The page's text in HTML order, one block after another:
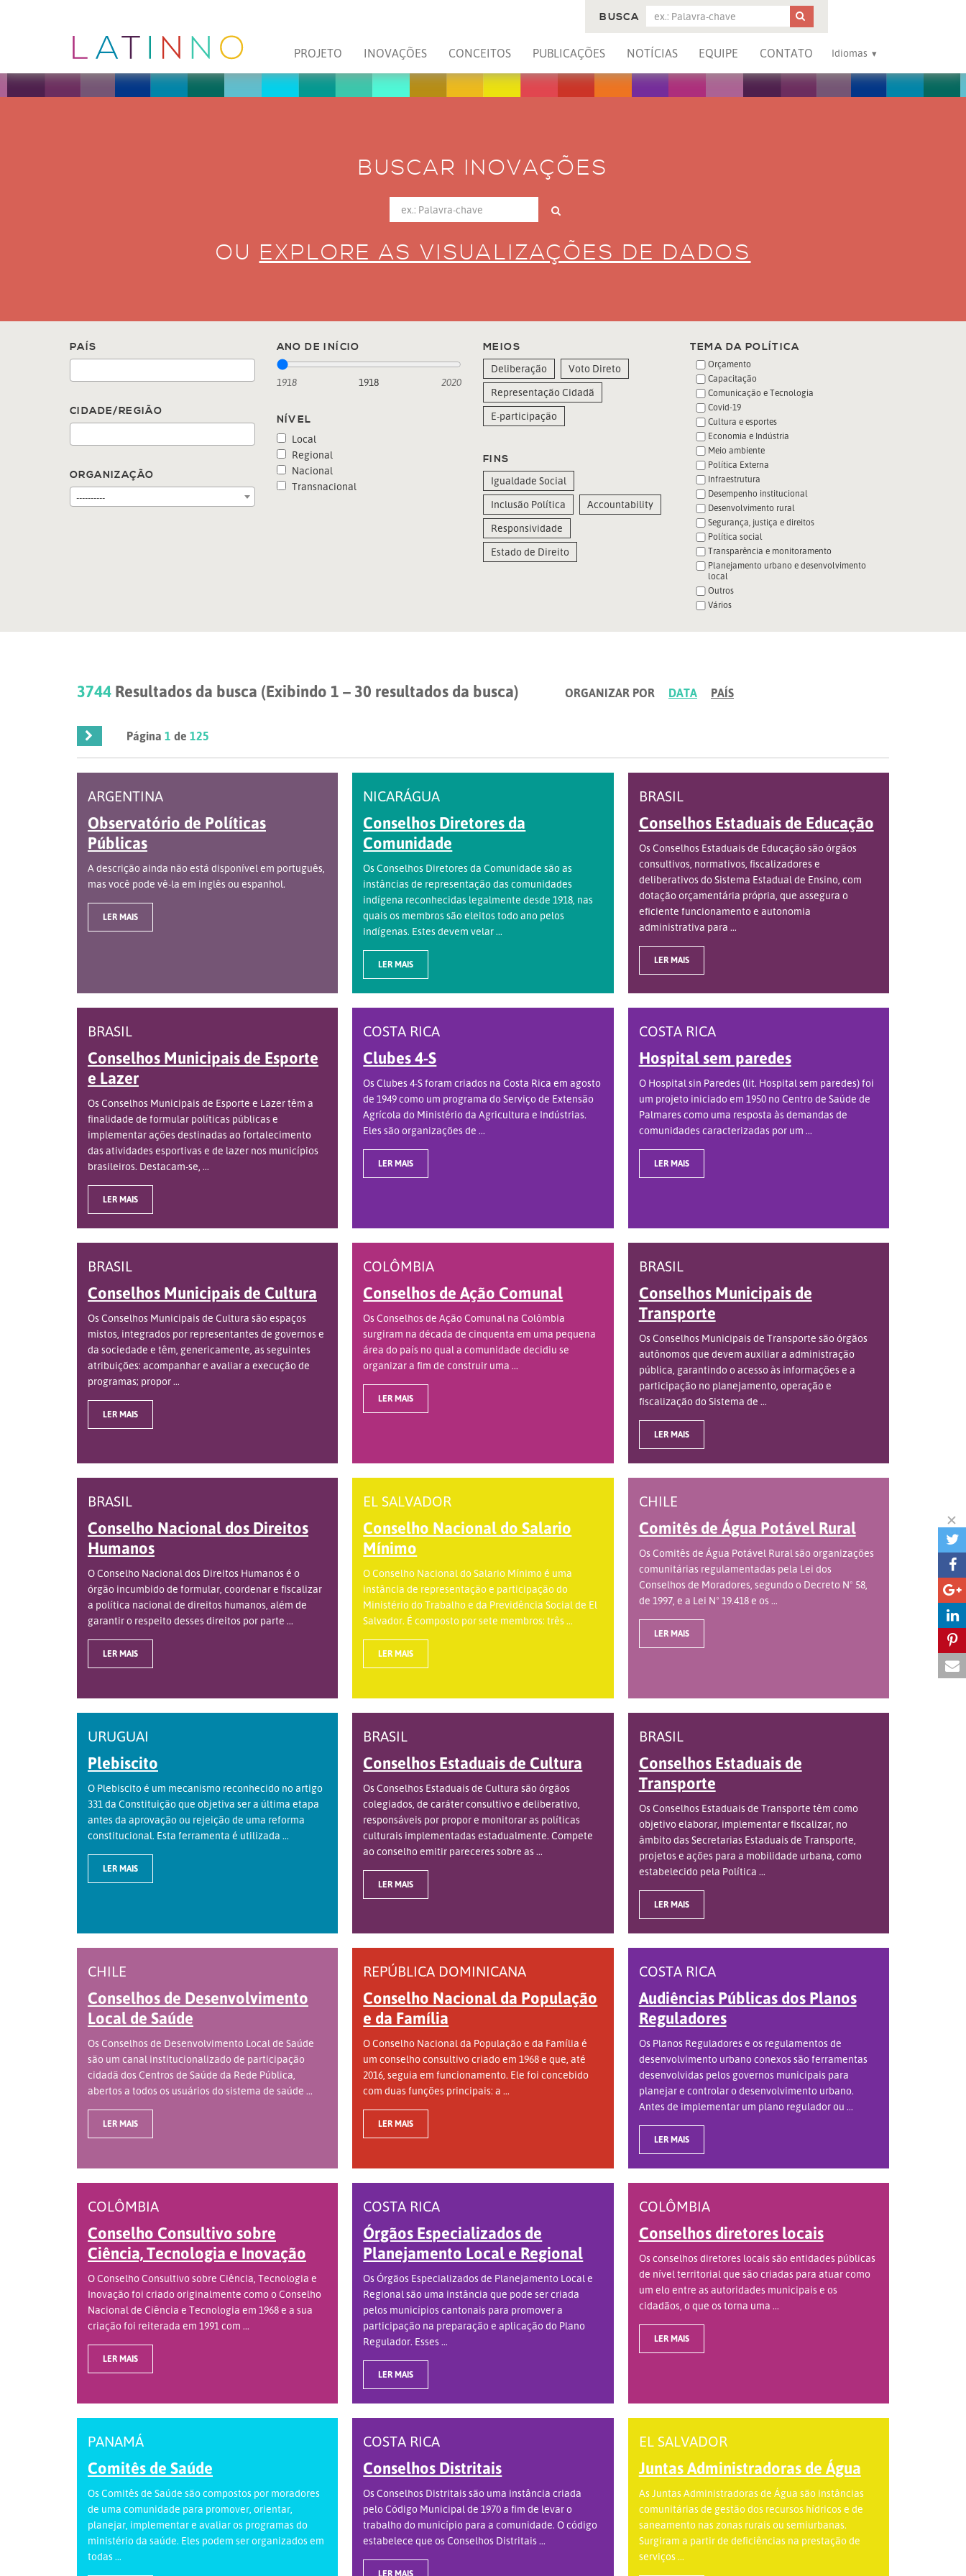
PROJETO INOVAÇÕES CONCEITOS PUBLICAÇÕES NOTÍCIAS EQUIPE CONTATO Idiomas
BUSCA
BUSCAR INOVAÇÕES
OU EXPLORE AS VISUALIZAÇÕES DE DADOS
PAÍS
CIDADE/REGIÃO
ORGANIZAÇÃO
----------
ANO DE INÍCIO
1918 2020
1918
NÍVEL
Local
Regional
Nacional
Transnacional
MEIOS
Deliberação
Voto Direto
Representação Cidadã
E-participação
FINS
Igualdade Social
Inclusão Política
Accountability
Responsividade
Estado de Direito
TEMA DA POLÍTICA
Orçamento
Capacitação
Comunicação e Tecnologia
Covid-19
Cultura e esportes
Economia e Indústria
Meio ambiente
Política Externa
Infraestrutura
Desempenho institucional
Desenvolvimento rural
Segurança, justiça e direitos
Política social
Transparência e monitoramento
Planejamento urbano e desenvolvimento
local
Outros
Vários
3744 Resultados da busca (Exibindo 1 – 30 resultados da busca) ORGANIZAR POR DATA PAÍS
Página1 de125
ARGENTINA
Observatório de Políticas
Públicas
A descrição ainda não está disponível em português,
mas você pode vê-la em inglês ou espanhol.
LER MAIS
NICARÁGUA
Conselhos Diretores da
Comunidade
Os Conselhos Diretores da Comunidade são as
instâncias de representação das comunidades
indígena reconhecidas legalmente desde 1918, nas
quais os membros são eleitos todo ano pelos
indígenas. Estes devem velar ...
LER MAIS
BRASIL
Conselhos Estaduais de Educação
Os Conselhos Estaduais de Educação são órgãos
consultivos, normativos, fiscalizadores e
deliberativos do Sistema Estadual de Ensino, com
dotação orçamentária própria, que assegura o
eficiente funcionamento e autonomia
administrativa para ...
LER MAIS
BRASIL
Conselhos Municipais de Esporte
e Lazer
Os Conselhos Municipais de Esporte e Lazer têm a
finalidade de formular políticas públicas e
implementar ações destinadas ao fortalecimento
das atividades esportivas e de lazer nos municípios
brasileiros. Destacam-se, ...
LER MAIS
COSTA RICA
Clubes 4-S
Os Clubes 4-S foram criados na Costa Rica em agosto
de 1949 como um programa do Serviço de Extensão
Agrícola do Ministério da Agricultura e Indústrias.
Eles são organizações de ...
LER MAIS
COSTA RICA
Hospital sem paredes
O Hospital sin Paredes (lit. Hospital sem paredes) foi
um projeto iniciado em 1950 no Centro de Saúde de
Palmares como uma resposta às demandas de
comunidades caracterizadas por um ...
LER MAIS
BRASIL
Conselhos Municipais de Cultura
Os Conselhos Municipais de Cultura são espaços
mistos, integrados por representantes de governos e
da sociedade e têm, genericamente, as seguintes
atribuições: acompanhar e avaliar a execução de
programas; propor ...
LER MAIS
COLÔMBIA
Conselhos de Ação Comunal
Os Conselhos de Ação Comunal na Colômbia
surgiram na década de cinquenta em uma pequena
área do país no qual a comunidade decidiu se
organizar a fim de construir uma ...
LER MAIS
BRASIL
Conselhos Municipais de
Transporte
Os Conselhos Municipais de Transporte são órgãos
autônomos que devem auxiliar a administração
pública, garantindo o acesso às informações e a
participação no planejamento, operação e
fiscalização do Sistema de ...
LER MAIS
BRASIL
Conselho Nacional dos Direitos
Humanos
O Conselho Nacional dos Direitos Humanos é o
órgão incumbido de formular, coordenar e fiscalizar
a política nacional de direitos humanos, além de
garantir o respeito desses direitos por parte ...
LER MAIS
EL SALVADOR
Conselho Nacional do Salario
Mínimo
O Conselho Nacional do Salario Mínimo é uma
instância de representação e participação do
Ministério do Trabalho e da Previdência Social de El
Salvador. É composto por sete membros: três ...
LER MAIS
CHILE
Comitês de Água Potável Rural
Os Comitês de Água Potável Rural são organizações
comunitárias regulamentadas pela Lei dos
Conselhos de Moradores, segundo o Decreto Nº 58,
de 1997, e a Lei Nº 19.418 e os ...
LER MAIS
URUGUAI
Plebiscito
O Plebiscito é um mecanismo reconhecido no artigo
331 da Constituição que objetiva ser a última etapa
antes da aprovação ou rejeição de uma reforma
constitucional. Esta ferramenta é utilizada ...
LER MAIS
BRASIL
Conselhos Estaduais de Cultura
Os Conselhos Estaduais de Cultura são órgãos
colegiados, de caráter consultivo e deliberativo,
responsáveis por propor e monitorar as políticas
culturais implementadas estadualmente. Compete
ao conselho emitir pareceres sobre as ...
LER MAIS
BRASIL
Conselhos Estaduais de
Transporte
Os Conselhos Estaduais de Transporte têm como
objetivo elaborar, implementar e fiscalizar, no
âmbito das Secretarias Estaduais de Transporte,
projetos e ações para a mobilidade urbana, como
estabelecido pela Política ...
LER MAIS
CHILE
Conselhos de Desenvolvimento
Local de Saúde
Os Conselhos de Desenvolvimento Local de Saúde
são um canal institucionalizado de participação
cidadã dos Centros de Saúde da Rede Pública,
abertos a todos os usuários do sistema de saúde ...
LER MAIS
REPÚBLICA DOMINICANA
Conselho Nacional da População
e da Família
O Conselho Nacional da População e da Família é
um conselho consultivo criado em 1968 e que, até
2016, seguia em funcionamento. Ele foi concebido
com duas funções principais: a ...
LER MAIS
COSTA RICA
Audiências Públicas dos Planos
Reguladores
Os Planos Reguladores e os regulamentos de
desenvolvimento urbano conexos são ferramentas
desenvolvidas pelos governos municipais para
planejar e controlar o desenvolvimento urbano.
Antes de implementar um plano regulador ou ...
LER MAIS
COLÔMBIA
Conselho Consultivo sobre
Ciência, Tecnologia e Inovação
O Conselho Consultivo sobre Ciência, Tecnologia e
Inovação foi criado originalmente como o Conselho
Nacional de Ciência e Tecnologia em 1968 e a sua
criação foi reiterada em 1991 com ...
LER MAIS
COSTA RICA
Órgãos Especializados de
Planejamento Local e Regional
Os Órgãos Especializados de Planejamento Local e
Regional são uma instância que pode ser criada
pelos municípios cantonais para promover a
participação na preparação e aplicação do Plano
Regulador. Esses ...
LER MAIS
COLÔMBIA
Conselhos diretores locais
Os conselhos diretores locais são entidades públicas
de nível territorial que são criadas para atuar como
um elo entre as autoridades municipais e os
cidadãos, o que os torna uma ...
LER MAIS
PANAMÁ
Comitês de Saúde
Os Comitês de Saúde são compostos por moradores
de uma comunidade para promover, orientar,
planejar, implementar e avaliar os programas do
ministério da saúde. Eles podem ser organizados em
todas ...
COSTA RICA
Conselhos Distritais
Os Conselhos Distritais são uma instância criada
pelo Código Municipal de 1970 a fim de levar o
trabalho do município para a comunidade. O código
estabelece que os Conselhos Distritais ...
LER MAIS
EL SALVADOR
Juntas Administradoras de Água
As Juntas Administradoras de Água são instâncias
comunitárias de gestão dos recursos hídricos e de
saneamento nas zonas rurais ou semiurbanas.
Surgiram a partir de deficiências na prestação de
serviços ...